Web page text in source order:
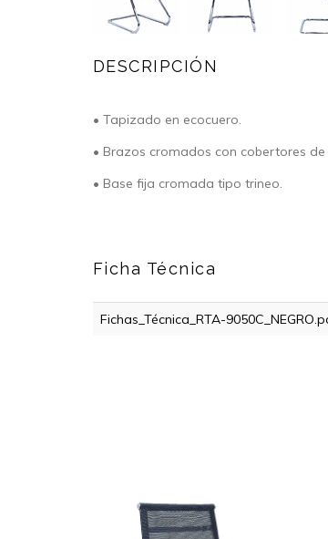
DESCRIPCIÓN
• Tapizado en ecocuero.
• Brazos cromados con cobertores de
• Base fija cromada tipo trineo.
Ficha Técnica
Fichas_Técnica_RTA-